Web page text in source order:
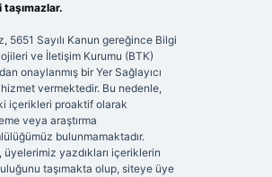
5651 Sayılı Kanun gereğince Bilgi
ve İletişim Kurumu (BTK)
onaylanmış bir Yer Sağlayıcı
vermektedir. Bu nedenle,
içerikleri proaktif olarak
veya araştırma
bulunmamaktadır.
üyelerimiz yazdıkları içeriklerin
taşımakta olup, siteye üye